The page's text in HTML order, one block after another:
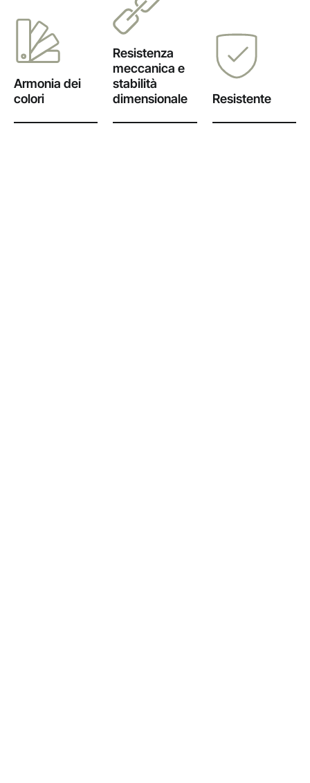
Armonia dei
colori
Resistenza
meccanica e
stabilità
dimensionale
Resistente